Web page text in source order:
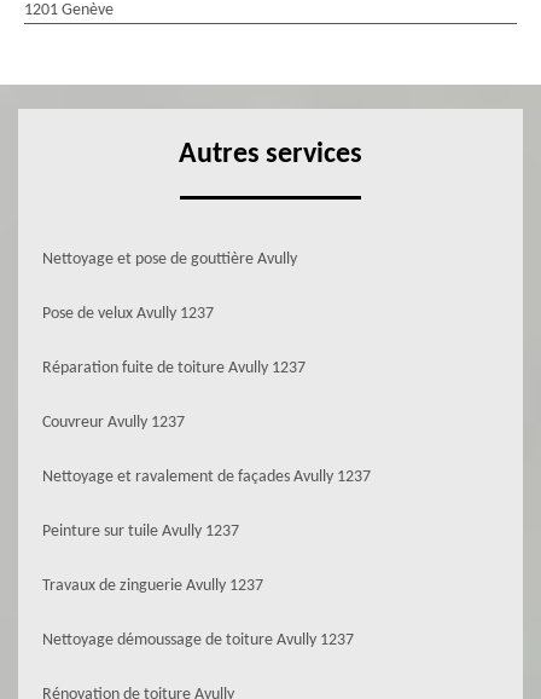
1201 Genève
Autres services
Nettoyage et pose de gouttière Avully
Pose de velux Avully 1237
Réparation fuite de toiture Avully 1237
Couvreur Avully 1237
Nettoyage et ravalement de façades Avully 1237
Peinture sur tuile Avully 1237
Travaux de zinguerie Avully 1237
Nettoyage démoussage de toiture Avully 1237
Rénovation de toiture Avully